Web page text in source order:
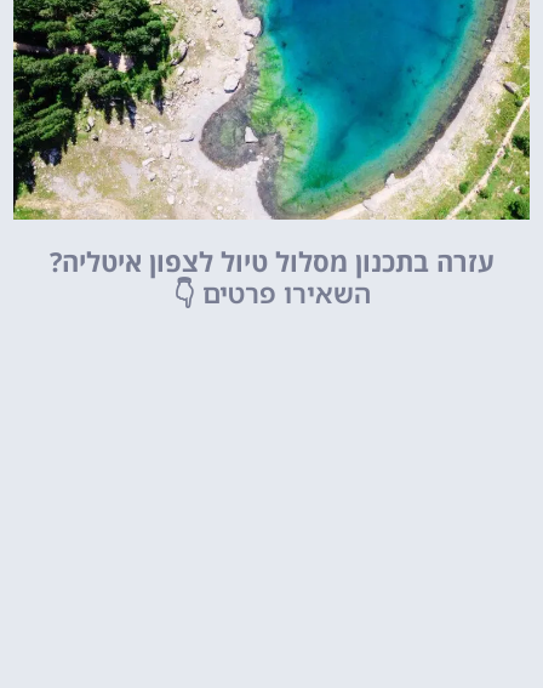
עזרה בתכנון מסלול טיול לצפון איטליה?
השאירו פרטים 👇